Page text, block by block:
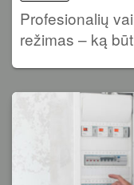
Profesionalių
režimas – ką